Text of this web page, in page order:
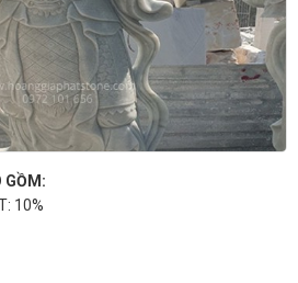
GỒM:
10%